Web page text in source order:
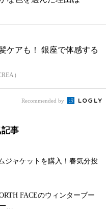
ケアも！ 銀座で体感する
）
Recommended by
事
ジャケットを購入！春気分投
FACEのウィンターブー
…